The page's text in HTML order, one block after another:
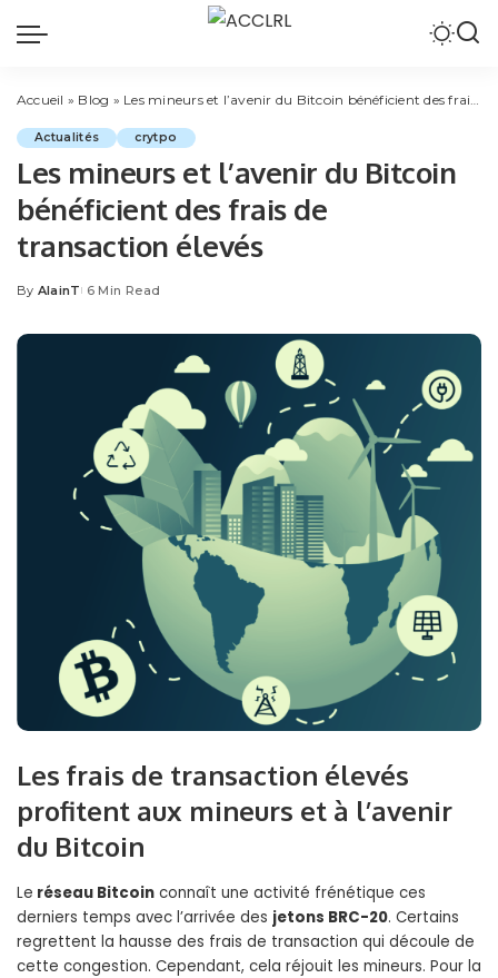
Accueil » Blog » Les mineurs et l’avenir du Bitcoin bénéficient des frais de transaction élevés
Actualités crytpo
Les mineurs et l’avenir du Bitcoin
bénéficient des frais de
transaction élevés
Posted
By AlainT 6 Min Read
Les frais de transaction élevés
profitent aux mineurs et à l’avenir
du Bitcoin
Le réseau Bitcoin connaît une activité frénétique ces
derniers temps avec l’arrivée des jetons BRC-20. Certains
regrettent la hausse des frais de transaction qui découle de
cette congestion. Cependant, cela réjouit les mineurs. Pour la